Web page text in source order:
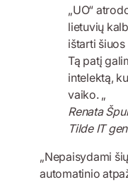
„UO“
lietuvių
ištarti
Tą patį
intelektą,
vaiko. „
Renata
Tilde IT
„Nepaisydami
automatinio